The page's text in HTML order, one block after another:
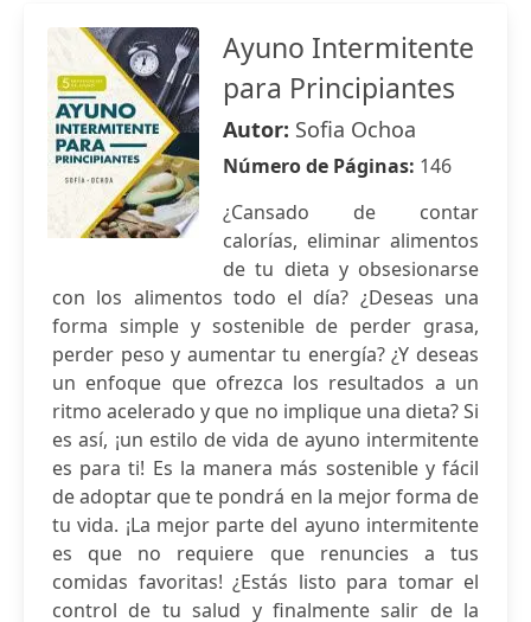
Ayuno Intermitente
para Principiantes
Autor: Sofia Ochoa
Número de Páginas: 146
¿Cansado de contar
calorías, eliminar alimentos
de tu dieta y obsesionarse
con los alimentos todo el día? ¿Deseas una
forma simple y sostenible de perder grasa,
perder peso y aumentar tu energía? ¿Y deseas
un enfoque que ofrezca los resultados a un
ritmo acelerado y que no implique una dieta? Si
es así, ¡un estilo de vida de ayuno intermitente
es para ti! Es la manera más sostenible y fácil
de adoptar que te pondrá en la mejor forma de
tu vida. ¡La mejor parte del ayuno intermitente
es que no requiere que renuncies a tus
comidas favoritas! ¿Estás listo para tomar el
control de tu salud y finalmente salir de la